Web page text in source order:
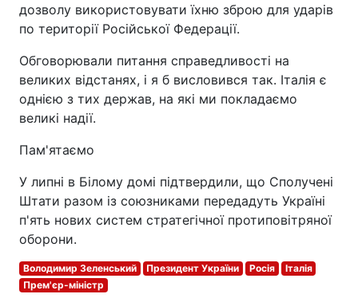
дозволу використовувати їхню зброю для ударів
по території Російської Федерації.
Обговорювали питання справедливості на
великих відстанях, і я б висловився так. Італія є
однією з тих держав, на які ми покладаємо
великі надії.
Пам'ятаємо
У липні в Білому домі підтвердили, що Сполучені
Штати разом із союзниками передадуть Україні
п'ять нових систем стратегічної протиповітряної
оборони.
Володимир Зеленський Президент України Росія
Італія
Прем'єр-міністр